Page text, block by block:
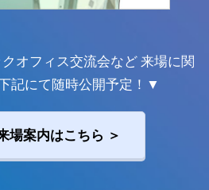
オフィス交流会など 来場に関
記にて随時公開予定！▼
場案内はこちら ＞